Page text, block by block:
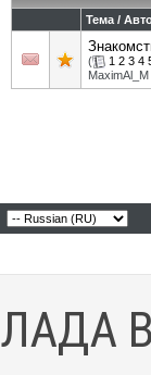
Тема /
( 1 2 3 4
MaximAl_M
ЛАДА